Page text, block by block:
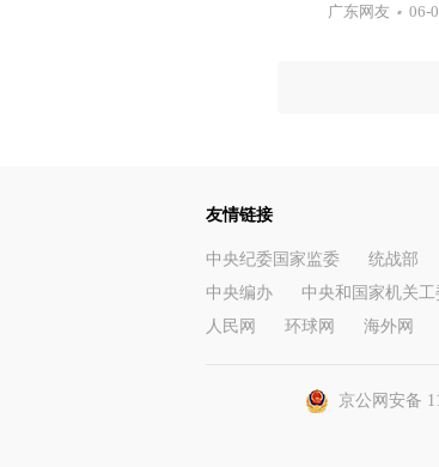
广东网友
06-
友情链接
中央纪委国家监委 统战部
中央编办
中央和国家机关工
人民网
环球网 海外网
京公网安备